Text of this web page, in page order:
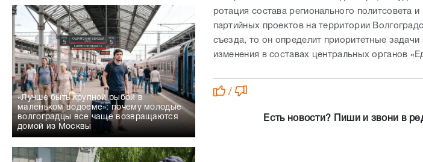
«Лучше быть крупной рыбой в
маленьком водоеме»: почему молодые
волгоградцы все чаще возвращаются
домой из Москвы
ротация состава регионального политсовета
партийных проектов на территории
съезда, то он определит приоритетные задачи
изменения в составах центральных органов
/
Есть новости? Пиши и звони в